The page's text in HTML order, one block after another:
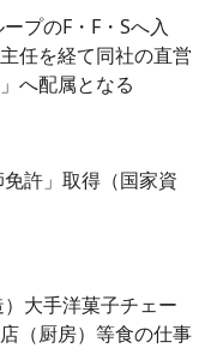
のF・F・Sへ入
任を経て同社の直営
へ配属となる
」取得（国家資
手洋菓子チェー
（厨房）等食の仕事